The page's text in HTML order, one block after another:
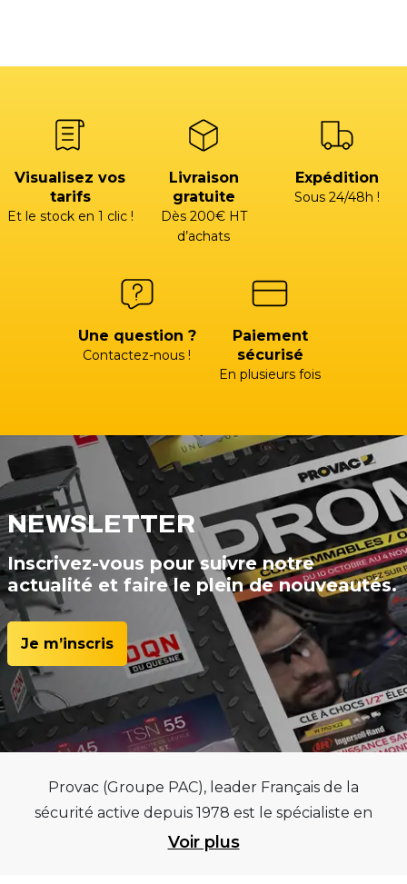
Visualisez vos
tarifs
Et le stock en 1 clic !
Livraison
gratuite
Dès 200€ HT
d’achats
Expédition
Sous 24/48h !
Une question ?
Contactez-nous !
Paiement
sécurisé
En plusieurs fois
NEWSLETTER
Inscrivez-vous pour suivre notre
actualité et faire le plein de nouveautés.
Je m’inscris
Provac (Groupe PAC), leader Français de la
sécurité active depuis 1978 est le spécialiste en
équipements pour garages et centres
Voir plus